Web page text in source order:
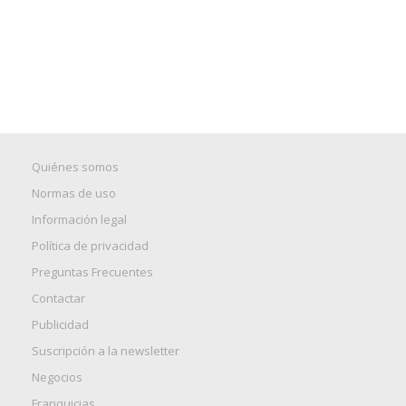
Quiénes somos
Normas de uso
Información legal
Política de privacidad
Preguntas Frecuentes
Contactar
Publicidad
Suscripción a la newsletter
Negocios